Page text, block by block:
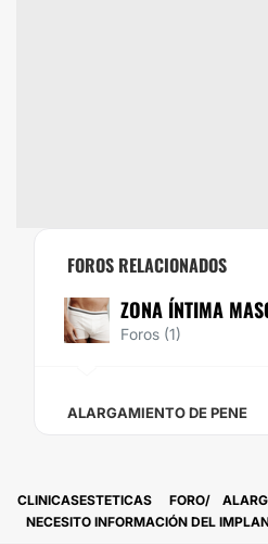
FOROS RELACIONADOS
ZONA ÍNTIMA
Foros (1)
ALARGAMIENTO DE PENE
CLINICASESTETICAS FORO
NECESITO INFORMACIÓN DEL